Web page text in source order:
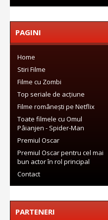
PAGINI
Home
Stiri Filme
Filme cu Zombi
Top seriale de acțiune
Filme românești pe Netflix
Toate filmele cu Omul
Pâianjen - Spider-Man
Premiul Oscar
Premiul Oscar pentru cel mai
bun actor în rol principal
Contact
PARTENERI